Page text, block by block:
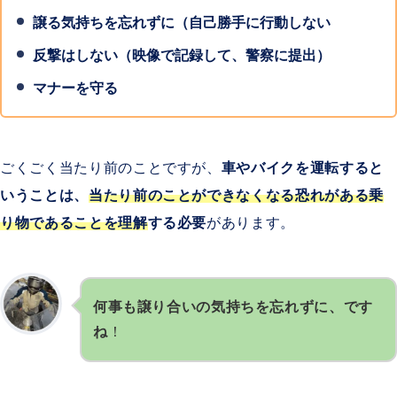
譲る気持ちを忘れずに（自己勝手に行動しない
反撃はしない（映像で記録して、警察に提出）
マナーを守る
ごくごく当たり前のことですが、 車やバイクを運転すると
いうことは、 当たり前のことができなくなる恐れがある乗
り物であることを理解する必要があります。
何事も譲り合いの気持ちを忘れずに、です
ね ！